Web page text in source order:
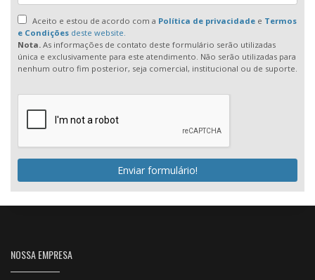
Aceito e estou de acordo com a Política de privacidadee Termos
e Condições deste website.
Nota. As informações de contato deste formulário serão utilizadas
única e exclusivamente para este atendimento. Não serão utilizadas para
nenhum outro fim posterior, seja comercial, institucional ou de suporte.
Enviar formulário!
NOSSA EMPRESA